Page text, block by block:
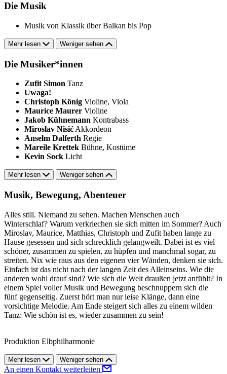
Die Musik
Musik von Klassik über Balkan bis Pop
Mehr lesen Weniger sehen
Die Musiker*innen
Zufit Simon Tanz
Uwaga!
Christoph König Violine, Viola
Maurice Maurer Violine
Jakob Kühnemann Kontrabass
Miroslav Nisić Akkordeon
Anselm Dalferth Regie
Mareile Krettek Bühne, Kostüme
Kevin Sock Licht
Mehr lesen Weniger sehen
Musik, Bewegung, Abenteuer
Alles still. Niemand zu sehen. Machen Menschen auch
Winterschlaf? Warum verkriechen sie sich mitten im Sommer? Auch
Miroslav, Maurice, Matthias, Christoph und Zufit haben lange zu
Hause gesessen und sich schrecklich gelangweilt. Dabei ist es viel
schöner, zusammen zu spielen, zu hüpfen und manchmal sogar, zu
streiten. Nix wie raus aus den eigenen vier Wänden, denken sie sich.
Einfach ist das nicht nach der langen Zeit des Alleinseins. Wie die
anderen wohl drauf sind? Wie sich die Welt draußen jetzt anfühlt? In
einem Spiel voller Musik und Bewegung beschnuppern sich die
fünf gegenseitig. Zuerst hört man nur leise Klänge, dann eine
vorsichtige Melodie. Am Ende steigert sich alles zu einem wilden
Tanz: Wie schön ist es, wieder zusammen zu sein!
Produktion Elbphilharmonie
Mehr lesen Weniger sehen
An einen Kontakt weiterleiten